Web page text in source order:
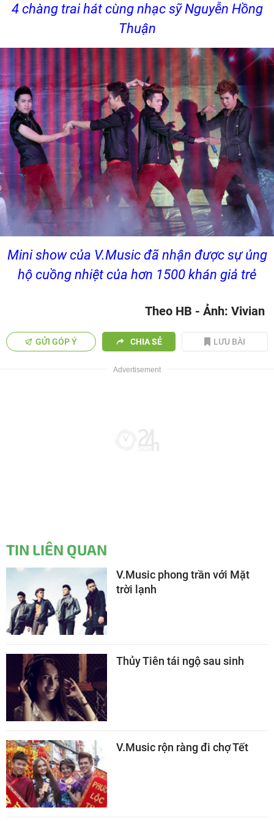
4 chàng trai hát cùng nhạc sỹ Nguyễn Hồng
Thuận
Mini show của V.Music đã nhận được sự ủng
hộ cuồng nhiệt của hơn 1500 khán giả trẻ
Theo HB - Ảnh: Vivian
GỬI GÓP Ý CHIA SẺ LƯU BÀI
TIN LIÊN QUAN
V.Music phong trần với Mặt
trời lạnh
Thủy Tiên tái ngộ sau sinh
V.Music rộn ràng đi chợ Tết